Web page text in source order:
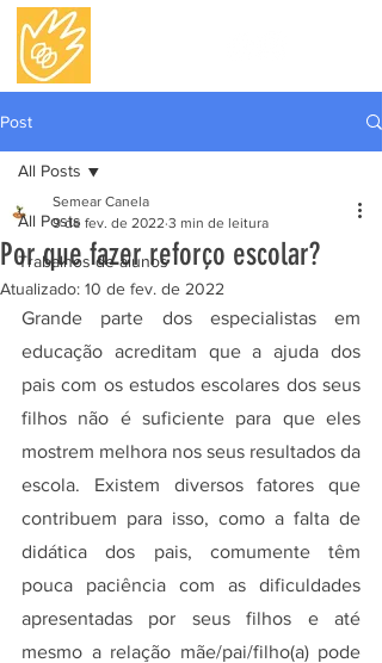
Post
All Posts
Trabalhos de alunos
All Posts
Por que fazer reforço escolar?
Semear Canela
9 de fev. de 2022 3 min de leitura
Atualizado: 10 de fev. de 2022
Grande parte dos especialistas em
educação acreditam que a ajuda dos
pais com os estudos escolares dos seus
filhos não é suficiente para que eles
mostrem melhora nos seus resultados da
escola. Existem diversos fatores que
contribuem para isso, como a falta de
didática dos pais, comumente têm
pouca paciência com as dificuldades
apresentadas por seus filhos e até
mesmo a relação mãe/pai/filho(a) pode